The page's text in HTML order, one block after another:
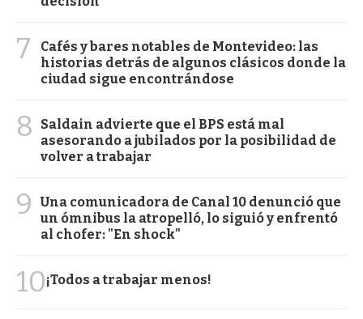
7
Cafés y bares notables de Montevideo: las
historias detrás de algunos clásicos donde la
ciudad sigue encontrándose
8
Saldain advierte que el BPS está mal
asesorando a jubilados por la posibilidad de
volver a trabajar
9
Una comunicadora de Canal 10 denunció que
un ómnibus la atropelló, lo siguió y enfrentó
al chofer: "En shock"
10¡Todos a trabajar menos!